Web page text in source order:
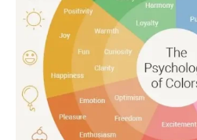
的
文
與
色
範：